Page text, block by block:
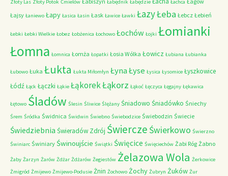
Złoty Las Złoty Potok Ćmielów Łabędnik Łabędzie Łachca
Łajsy Łaniewo Łapy Łasica Łasin Łask Ławice Ławki ŁazyŁeba Łebcz Łebień
Łebki Łebki Wielkie Łobez Łobżenica Łochowo Łochów Łojki Łomianki
Łomna Łomnica Łomża Łopatki Łosia Wólka Łowicz Łubiana Łubianka
Łubowo Łuka Łukta Łukta Miłomłyn ŁynaŁyse Łysica Łysomice Łyszkowice
Łódź Łąck Łączki Łąkie ŁąkorekŁąkorz Łąkoć Łęczyca Łęgajny Łękawica
Łętowo Śladów Ślesin Śliwice Ślężany Śniadowo Śniadówko Śniechy
Śrem Śródka Świdnica Świdwin Świebno Świebodzice Świebodzin Świecie
Świedziebnia Świeradów Zdrój Świercze Świerkowo Świerzno
Świniarc Świniary Świnoujście Świątki Święcice Święciechów Żabi Róg Żabno
Żaby Żarzyn Żarów Żdżar Żdżarów Żegiestów Żelazowa Wola Żerkowice
Żmigród Żmijewo Żmijewo-Podusie Żnin Żochowo Żochy Żubryn Żuków Żur